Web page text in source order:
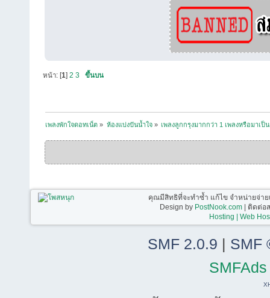
หน้า: [1 ]2 3 ขึ้นบน
เพลงพักใจดอทเน็ต » ห้องแบ่งปันน้ำใจ» เพลงลูกกรุงมากกว่า 1 เพลงหรือมาเป็
คุณมีสิทธิที่จะทำซ้ำ แก้ไข จำหน่ายจ่า
Design by PostNook.com| ติดต่อส
Hosting | Web
SMF 2.0.9 | SMF
SMFAds